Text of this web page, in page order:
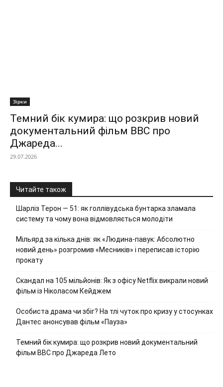
Зірки
Темний бік кумира: що розкрив новий
документальний фільм ВВС про
Джареда...
29.07.2026
Читайте також
Шарліз Терон — 51: як голлівудська бунтарка зламала
систему та чому вона відмовляється молодіти
Мільярд за кілька днів: як «Людина-павук: Абсолютно
новий день» розгромив «Месників» і переписав історію
прокату
Скандал на 105 мільйонів: Як з офісу Netflix викрали новий
фільм із Ніколасом Кейджем
Особиста драма чи збіг? На тлі чуток про кризу у стосунках
Дантес анонсував фільм «Пауза»
Темний бік кумира: що розкрив новий документальний
фільм ВВС про Джареда Лето